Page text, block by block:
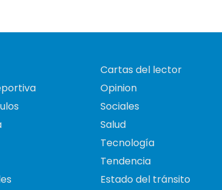
Cartas del lector
Opinion
Sociales
Salud
Tecnología
Tendencia
Estado del tránsito